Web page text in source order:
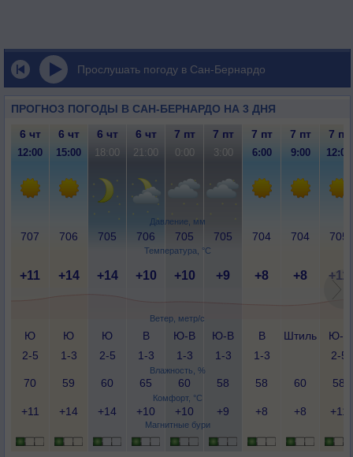
Прослушать погоду в Сан-Бернардо
ПРОГНОЗ ПОГОДЫ В САН-БЕРНАРДО НА 3 ДНЯ
Давление, мм
Температура, °C
Ветер, метр/с
Влажность, %
Комфорт, °C
Магнитные бури
6 чт 6 чт 6 чт 6 чт 7 пт 7 пт 7 пт 7 пт 7 пт
12:00 15:00 18:00 21:00 0:00 3:00 6:00 9:00 12:00
707 706 705 706 705 705 704 704 705
+11 +14 +14 +10 +10 +9 +8 +8 +11
Ю
2-5
Ю
1-3
Ю
2-5
В
1-3
Ю-В
1-3
Ю-В
1-3
В
1-3
Штиль
Ю-З
2-5
70 59 60 65 60 58 58 60 58
+11 +14 +14 +10 +10 +9 +8 +8 +11